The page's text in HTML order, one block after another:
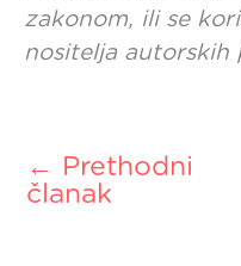
zakonom, ili se
nositelja autorskih
← Prethodni
članak